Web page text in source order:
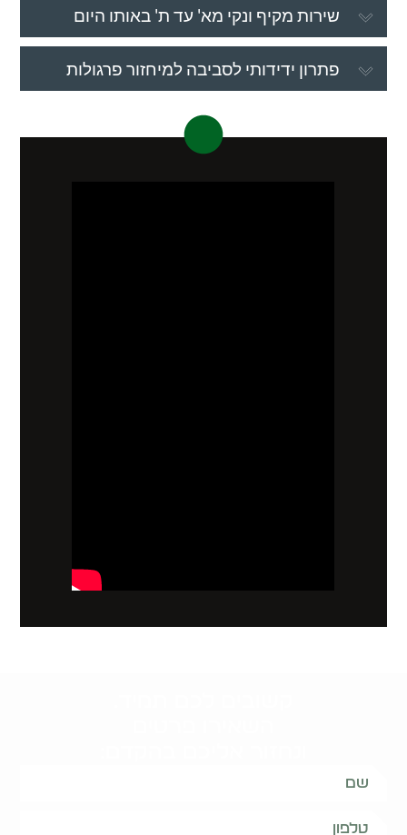
שירות מקיף ונקי מא' עד ת' באותו היום
פתרון ידידותי לסביבה למיחזור פרגולות